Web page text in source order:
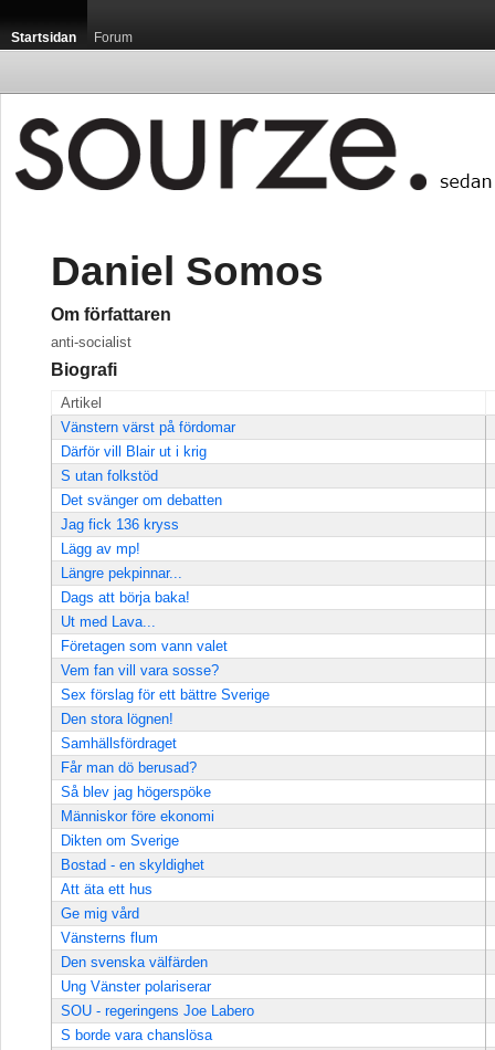
Startsidan Forum
Daniel Somos
Om författaren
anti-socialist
Biografi
Artikel
Vänstern värst på fördomar
Därför vill Blair ut i krig
S utan folkstöd
Det svänger om debatten
Jag fick 136 kryss
Lägg av mp!
Längre pekpinnar...
Dags att börja baka!
Ut med Lava...
Företagen som vann valet
Vem fan vill vara sosse?
Sex förslag för ett bättre Sverige
Den stora lögnen!
Samhällsfördraget
Får man dö berusad?
Så blev jag högerspöke
Människor före ekonomi
Dikten om Sverige
Bostad - en skyldighet
Att äta ett hus
Ge mig vård
Vänsterns flum
Den svenska välfärden
Ung Vänster polariserar
SOU - regeringens Joe Labero
S borde vara chanslösa